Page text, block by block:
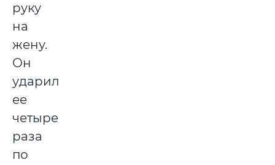
руку
на
жену.
Он
ударил
ее
четыре
раза
по